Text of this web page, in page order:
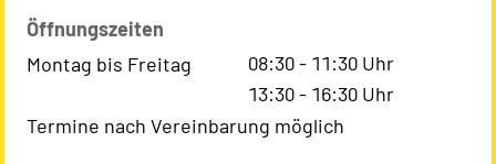
Öffnungszeiten
Montag bis Freitag
08:30- 11:30 Uhr
13:30- 16:30 Uhr
Termine nach Vereinbarung möglich